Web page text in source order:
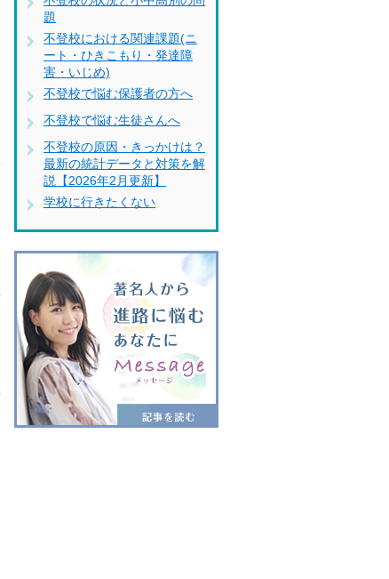
題
不登校における関連課題(ニ
ート・ひきこもり・発達障
害・いじめ)
不登校で悩む保護者の方へ
不登校で悩む生徒さんへ
不登校の原因・きっかけは？
最新の統計データと対策を解
説【2026年2月更新】
学校に行きたくない